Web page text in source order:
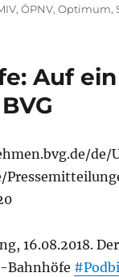
,ÖPNV,Optimum,
Auf
de/
16.08.2018. Der
Bahnhöfe